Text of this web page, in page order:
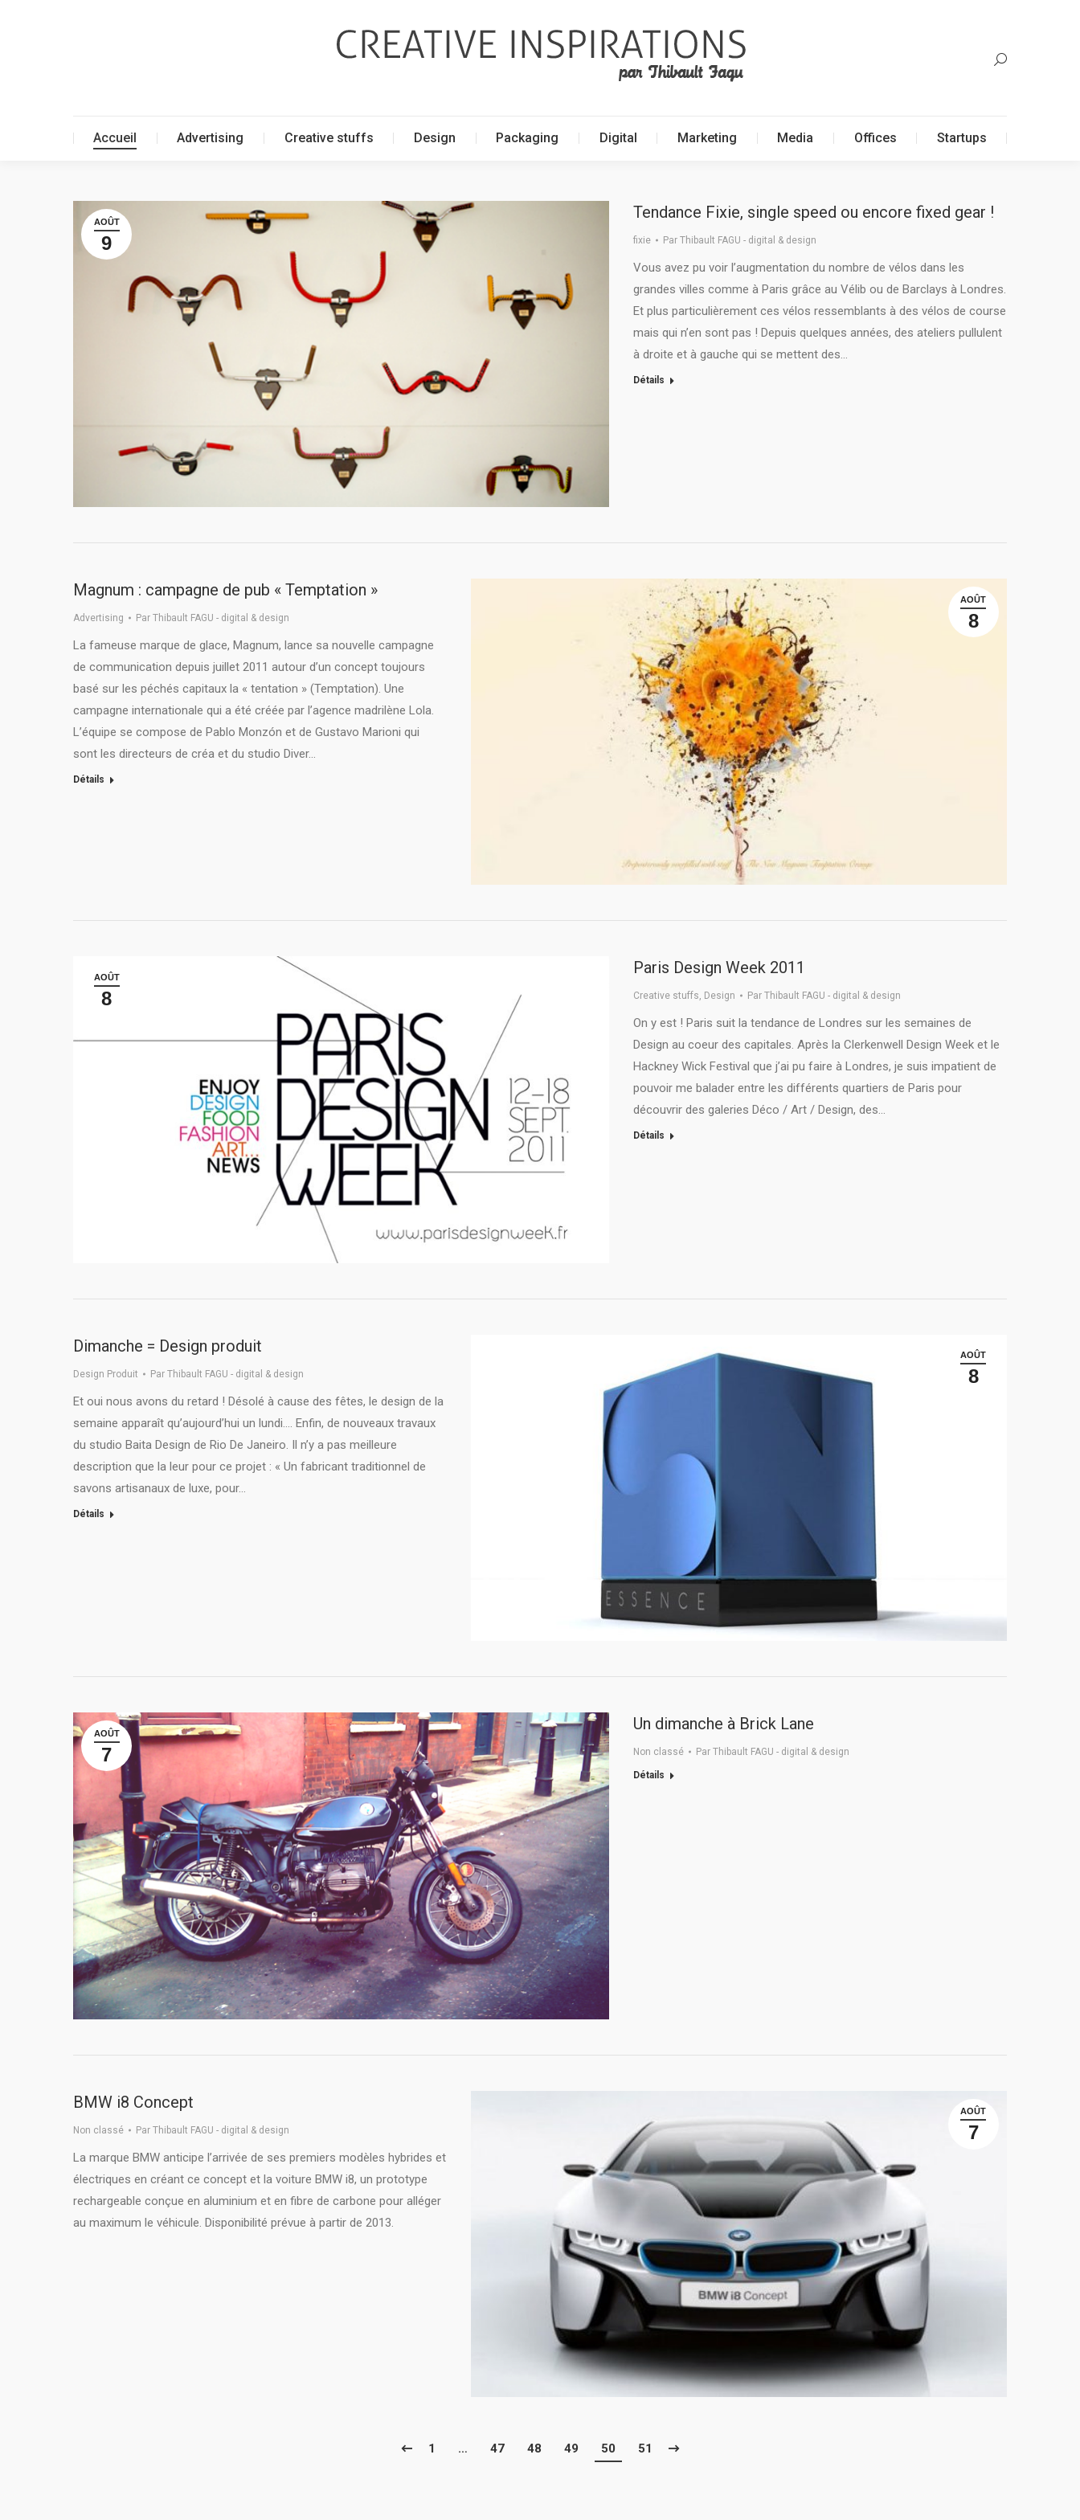
Accueil Advertising Creative stuffs Design Packaging Digital Marketing Media Offices Startups
AOÛT
9
Tendance Fixie, single speed ou encore fixed gear !
fixie ParThibault FAGU - digital & design
Vous avez pu voir l’augmentation du nombre de vélos dans les
grandes villes comme à Paris grâce au Vélib ou de Barclays à Londres.
Et plus particulièrement ces vélos ressemblants à des vélos de course
mais qui n’en sont pas ! Depuis quelques années, des ateliers pullulent
à droite et à gauche qui se mettent des…
Détails
Magnum : campagne de pub « Temptation »
Advertising Par Thibault FAGU - digital & design
La fameuse marque de glace, Magnum, lance sa nouvelle campagne
de communication depuis juillet 2011 autour d’un concept toujours
basé sur les péchés capitaux la « tentation » (Temptation). Une
campagne internationale qui a été créée par l’agence madrilène Lola.
L’équipe se compose de Pablo Monzón et de Gustavo Marioni qui
sont les directeurs de créa et du studio Diver…
Détails
AOÛT
8
AOÛT
8
Paris Design Week 2011
Creative stuffs, Design ParThibault FAGU - digital & design
On y est ! Paris suit la tendance de Londres sur les semaines de
Design au coeur des capitales. Après la Clerkenwell Design Week et le
Hackney Wick Festival que j’ai pu faire à Londres, je suis impatient de
pouvoir me balader entre les différents quartiers de Paris pour
découvrir des galeries Déco / Art / Design, des…
Détails
Dimanche = Design produit
Design Produit Par Thibault FAGU - digital & design
Et oui nous avons du retard ! Désolé à cause des fêtes, le design de la
semaine apparaît qu’aujourd’hui un lundi…. Enfin, de nouveaux travaux
du studio Baita Design de Rio De Janeiro. Il n’y a pas meilleure
description que la leur pour ce projet : « Un fabricant traditionnel de
savons artisanaux de luxe, pour…
Détails
AOÛT
8
AOÛT
7
Un dimanche à Brick Lane
Non classé ParThibault FAGU - digital & design
Détails
BMW i8 Concept
Non classé Par Thibault FAGU - digital & design
La marque BMW anticipe l’arrivée de ses premiers modèles hybrides et
électriques en créant ce concept et la voiture BMW i8, un prototype
rechargeable conçue en aluminium et en fibre de carbone pour alléger
au maximum le véhicule. Disponibilité prévue à partir de 2013.
AOÛT
7
1 … 47 48 49 50 51